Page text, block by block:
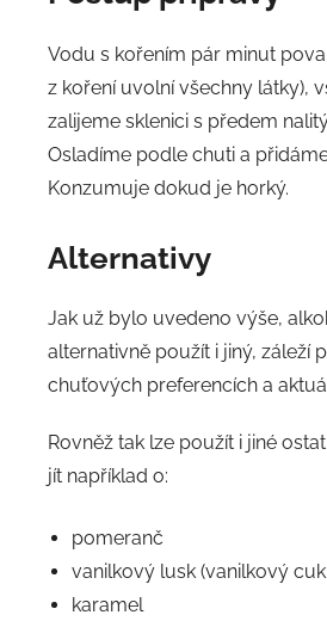
Vodu s kořením pár minut
z koření uvolní všechny látky),
zalijeme sklenici s předem
Osladíme podle chuti a
Konzumuje dokud je horký.
Alternativy
Jak už bylo uvedeno výše,
alternativně použít i jiný, záleží
chuťových preferencích a
Rovněž tak lze použít i jiné
jít například o:
pomeranč
vanilkový lusk (vanilkový
karamel